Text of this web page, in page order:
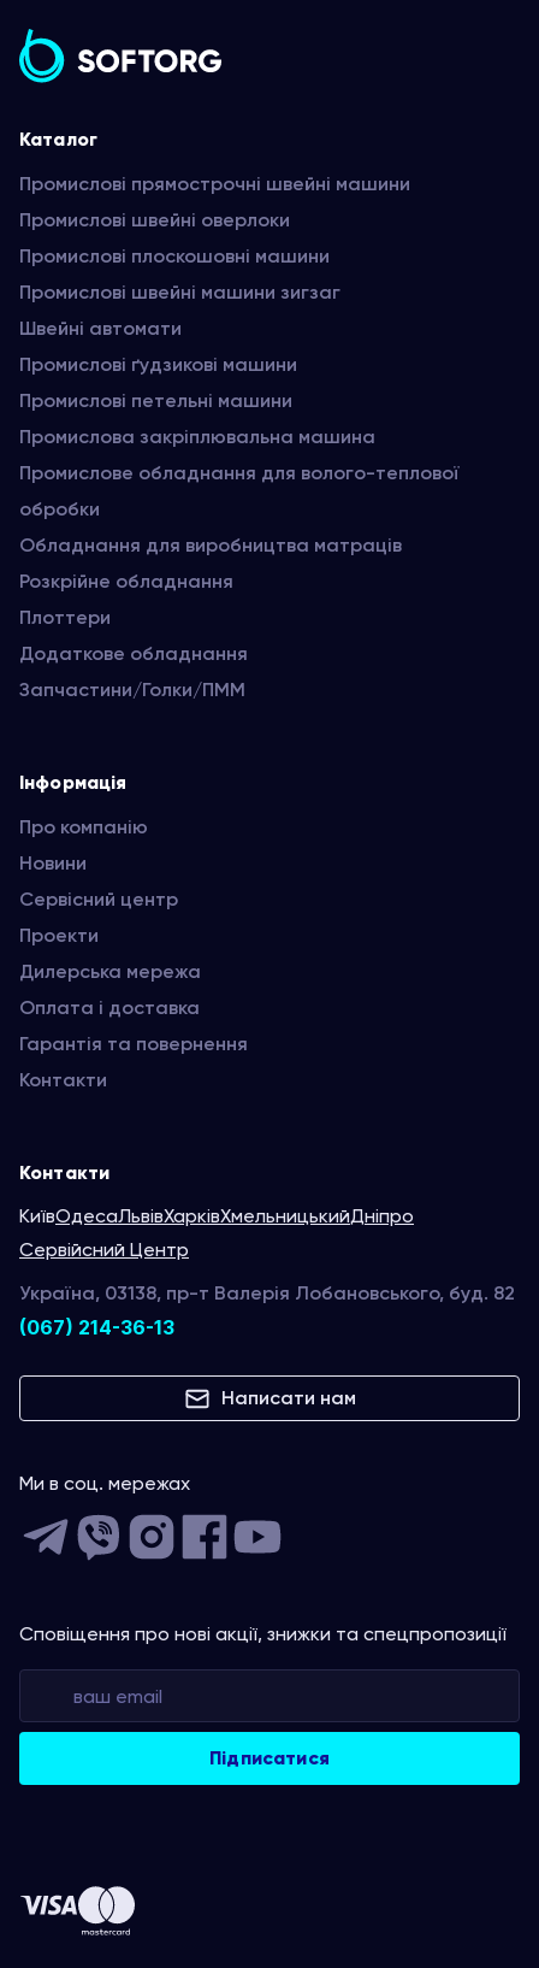
Каталог
Промислові прямострочні швейні машини
Промислові швейні оверлоки
Промислові плоскошовні машини
Промислові швейні машини зигзаг
Швейні автомати
Промислові ґудзикові машини
Промислові петельні машини
Промислова закріплювальна машина
Промислове обладнання для волого-теплової
обробки
Обладнання для виробництва матраців
Розкрійне обладнання
Плоттери
Додаткове обладнання
Запчастини/Голки/ПММ
Інформація
Про компанію
Новини
Сервісний центр
Проекти
Дилерська мережа
Оплата і доставка
Гарантія та повернення
Контакти
Контакти
КиївОдесаЛьвівХарківХмельницькийДніпро
Сервійсний Центр
Україна, 03138, пр-т Валерія Лобановського, буд. 82
(067) 214-36-13
Написати нам
Ми в соц. мережах
Сповіщення про нові акції, знижки та спецпропозиції